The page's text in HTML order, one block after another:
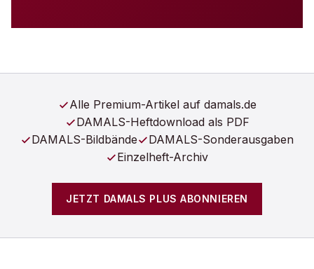
Alle Premium-Artikel auf damals.de
DAMALS-Heftdownload als PDF
DAMALS-Bildbände
DAMALS-Sonderausgaben
Einzelheft-Archiv
JETZT DAMALS PLUS ABONNIEREN